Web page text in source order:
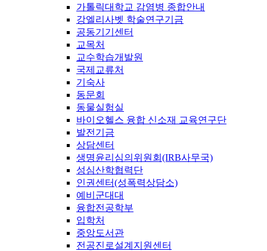
가톨릭대학교 감염병 종합안내
강엘리사벳 학술연구기금
공동기기센터
교목처
교수학습개발원
국제교류처
기숙사
동문회
동물실험실
바이오헬스 융합 신소재 교육연구단
발전기금
상담센터
생명윤리심의위원회(IRB사무국)
성심산학협력단
인권센터(성폭력상담소)
예비군대대
융합전공학부
입학처
중앙도서관
전공진로설계지원센터